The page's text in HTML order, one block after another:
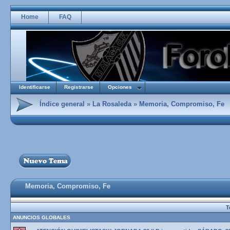
Home FAQ
Identificarse Registrarse Opciones
Índice general » La Rosaleda» Memoria, Compromiso, Fe
Memoria, Compromiso, Fe
ANUNCIOS GLOBALES